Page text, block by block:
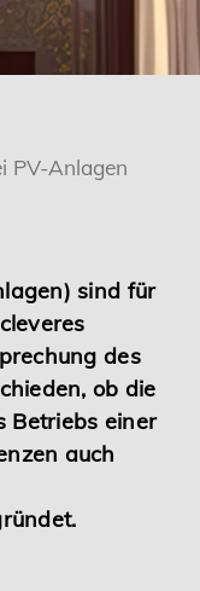
PV-Anlagen
sind für
des
ob die
Betriebs einer
auch